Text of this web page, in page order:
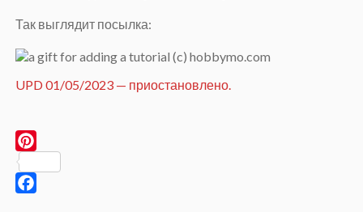
Так выглядит посылка:
UPD 01/05/2023 — приостановлено.